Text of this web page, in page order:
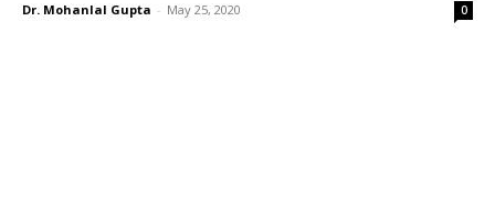
Dr. Mohanlal Gupta - May 25, 2020 0